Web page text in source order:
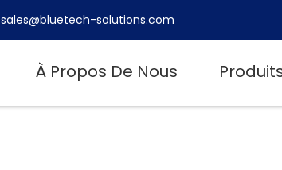
sales@bluetech-solutions.com
À Propos De Nous